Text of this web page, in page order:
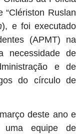
“Clériston Ruslan
), e foi executado
(APMT) na
necessidade de
e de
do círculo de
deste ano e
uma equipe de